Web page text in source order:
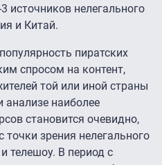
источников нелегального
и Китай.
пиратских
спросом на контент,
той или иной страны
анализе наиболее
становится очевидно,
зрения нелегального
телешоу. В период с